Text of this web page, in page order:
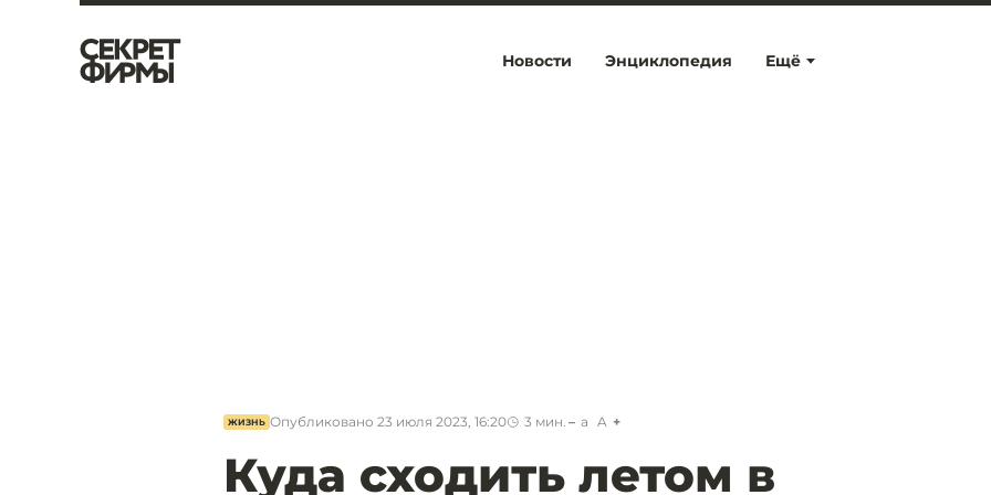
Ещё
Новости Энциклопедия
ЖИЗНЬ Опубликовано 23 июля 2023, 16:20 3 мин. a A
Куда сходить летом в